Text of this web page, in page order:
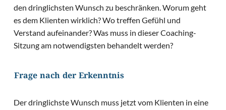
den dringlichsten Wunsch zu beschränken. Worum geht
es dem Klienten wirklich? Wo treffen Gefühl und
Verstand aufeinander? Was muss in dieser Coaching-
Sitzung am notwendigsten behandelt werden?
Frage nach der Erkenntnis
Der dringlichste Wunsch muss jetzt vom Klienten in eine